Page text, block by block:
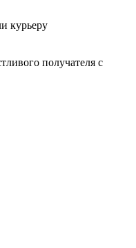
курьеру
получателя с